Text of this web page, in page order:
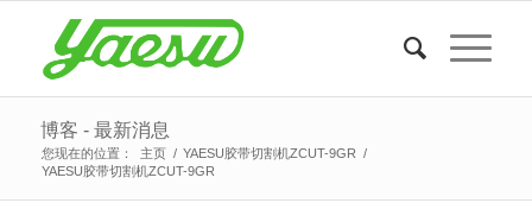
博客 - 最新消息
您现在的位置： 主页 / YAESU胶带切割机ZCUT-9GR /
YAESU胶带切割机ZCUT-9GR